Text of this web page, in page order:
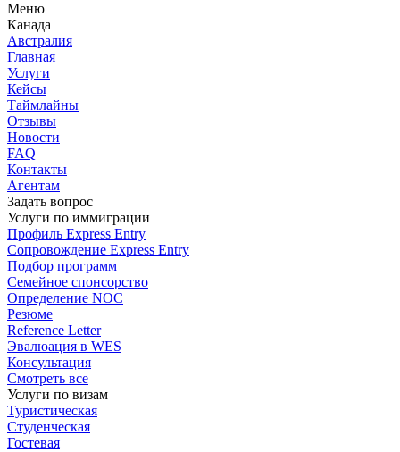
Меню
Канада
Австралия
Главная
Услуги
Кейсы
Таймлайны
Отзывы
Новости
FAQ
Контакты
Агентам
Задать вопрос
Услуги по иммиграции
Профиль Express Entry
Сопровождение Express Entry
Подбор программ
Семейное спонсорство
Определение NOC
Резюме
Reference Letter
Эвалюация в WES
Консультация
Смотреть все
Услуги по визам
Туристическая
Студенческая
Гостевая